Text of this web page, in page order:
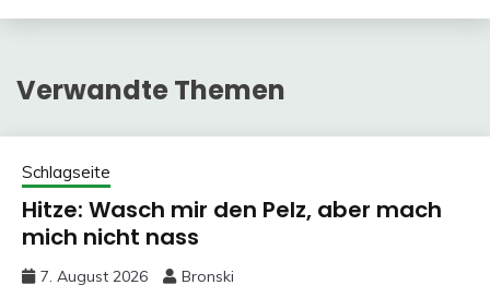
Verwandte Themen
Schlagseite
Hitze: Wasch mir den Pelz, aber mach
mich nicht nass
7. August 2026 Bronski